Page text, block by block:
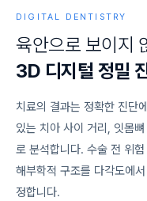
DIGITAL DENTISTRY
육안으로 보이지
3D 디지 털 정밀
치료의 결과는 정확한 진단
있는 치아 사이 거리, 잇몸
로 분석합니다. 수술 전 위
해부학적 구조를 다각도에
정합니다.